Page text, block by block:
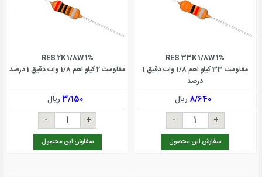
RES 33K 1/8W 1%
مقاومت 33 کیلو اهم 1/8 وات دقیق 1
درصد
8/640 ریال
سفارش این محصول
RES 2K 1/8W 1%
مقاومت 2 کیلو اهم 1/8 وات دقیق 1 درصد
3/150ریال
سفارش این محصول